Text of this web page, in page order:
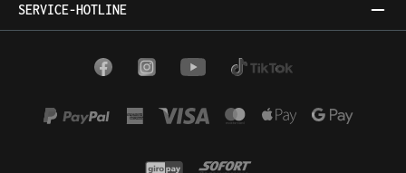
SERVICE-HOTLINE